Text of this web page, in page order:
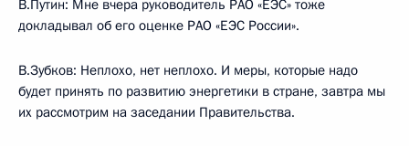
В.Путин: Мне вчера руководитель РАО «ЕЭС» тоже
докладывал об его оценке РАО «ЕЭС России».
В.Зубков: Неплохо, нет неплохо. И меры, которые надо
будет принять по развитию энергетики в стране, завтра мы
их рассмотрим на заседании Правительства.